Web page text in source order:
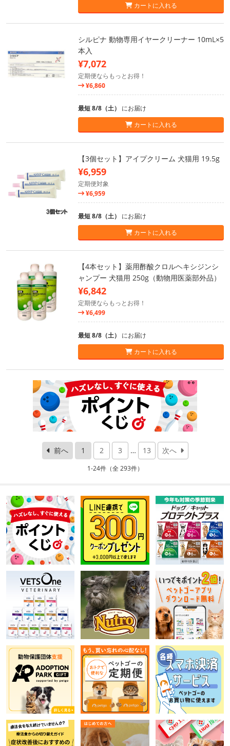
カートに入れる
シルピナ 動物専用イヤークリーナー 10mL×5
本入
¥7,072
定期便ならもっとお得！
¥6,860
最短 8/8（土） にお届け
カートに入れる
【3個セット】アイプクリーム 犬猫用 19.5g
¥6,959
定期便対象
¥6,959
最短 8/8（土） にお届け
カートに入れる
【4本セット】薬用酢酸クロルヘキシジンシ
ャンプー 犬猫用 250g（動物用医薬部外品）
¥6,842
定期便ならもっとお得！
¥6,499
最短 8/8（土） にお届け
カートに入れる
前へ 1 2 3 … 13 次へ
1-24件（全 293件）